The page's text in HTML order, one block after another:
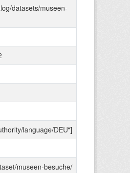
datasets/museen-
language/DEU"]
museen-besuche/